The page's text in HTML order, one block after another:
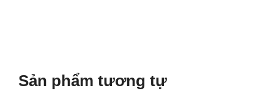
Sản phẩm tương tự